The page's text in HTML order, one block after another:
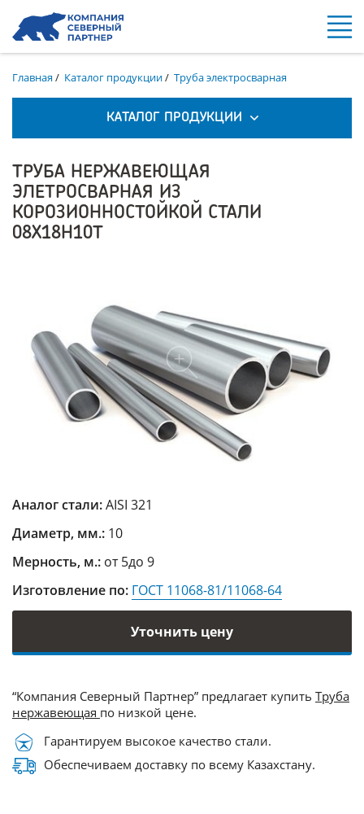
Главная/ Каталог продукции/ Труба электросварная
КАТАЛОГ ПРОДУКЦИИ
ТРУБА НЕРЖАВЕЮЩАЯ
ЭЛЕТРОСВАРНАЯ ИЗ
КОРОЗИОННОСТОЙКОЙ СТАЛИ
08Х18Н10Т
Аналог стали:AISI 321
Диаметр, мм.: 10
Мерность, м.: от 5до 9
Изготовление по: ГОСТ 11068-81/11068-64
Уточнить цену
“Компания Северный Партнер” предлагает купить Труба
нержавеющая по низкой цене.
Гарантируем высокое качество стали.
Обеспечиваем доставку по всему Казахстану.